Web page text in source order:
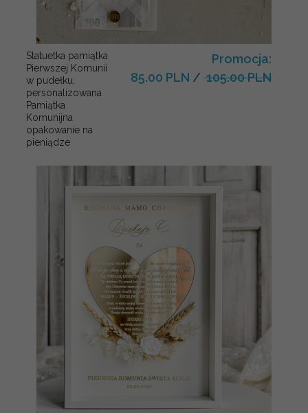
Statuetka pamiątka
Pierwszej Komunii
w pudełku,
personalizowana
Pamiątka
Komunijna
opakowanie na
pieniądze
Promocja:
85.00 PLN / 105.00 PLN